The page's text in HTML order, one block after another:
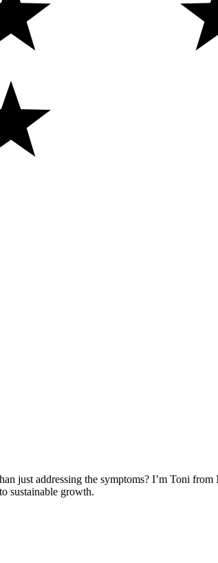
just addressing the symptoms? I’m Toni
sustainable growth.